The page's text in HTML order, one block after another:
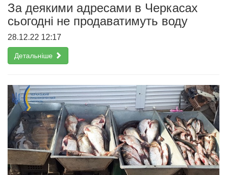
За деякими адресами в Черкасах
сьогодні не продаватимуть воду
28.12.22 12:17
Детальніше